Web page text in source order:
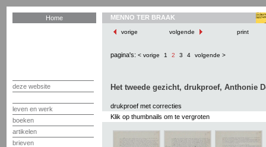
Home
deze website
leven en werk
boeken
artikelen
brieven
MENNO TER BRAAK
vorige volgende print
pagina's: < vorige 1 2 3 4 volgende >
Het tweede gezicht, drukproef, Anthonie
drukproef met correcties
Klik op thumbnails om te vergroten